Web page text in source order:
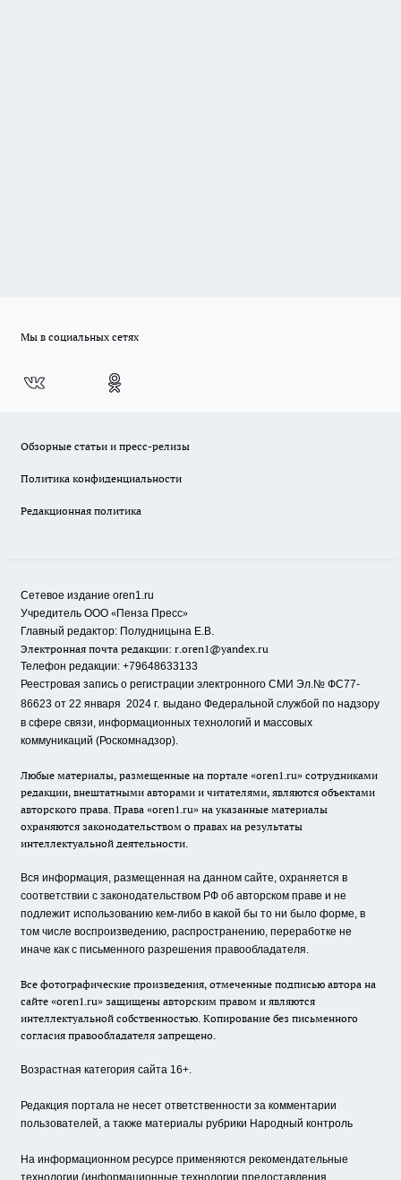
Мы в социальных сетях
Обзорные статьи и пресс-релизы
Политика конфиденциальности
Редакционная политика
Сетевое издание oren1.ru
Учредитель ООО «Пенза Пресс»
Главный редактор: Полудницына Е.В.
Электронная почта редакции: r.oren1@yandex.ru
Телефон редакции: +79648633133
Реестровая запись о регистрации электронного СМИ Эл.№ ФС77-
86623 от 22 января 2024 г. выдано Федеральной службой по надзору
в сфере связи, информационных технологий и массовых
коммуникаций (Роскомнадзор).
Любые материалы, размещенные на портале «oren1.ru» сотрудниками
редакции, внештатными авторами и читателями, являются объектами
авторского права. Права «oren1.ru» на указанные материалы
охраняются законодательством о правах на результаты
интеллектуальной деятельности.
Вся информация, размещенная на данном сайте, охраняется в
соответствии с законодательством РФ об авторском праве и не
подлежит использованию кем-либо в какой бы то ни было форме, в
том числе воспроизведению, распространению, переработке не
иначе как с письменного разрешения правообладателя.
Все фотографические произведения, отмеченные подписью автора на
сайте «oren1.ru» защищены авторским правом и являются
интеллектуальной собственностью. Копирование без письменного
согласия правообладателя запрещено.
Возрастная категория сайта 16+.
Редакция портала не несет ответственности за комментарии
пользователей, а также материалы рубрики Народный контроль
На информационном ресурсе применяются рекомендательные